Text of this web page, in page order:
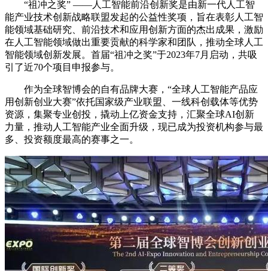
“祖冲之奖” ——人工智能前沿创新奖是由新一代人工智
能产业技术创新战略联盟发起的公益性奖项，旨在表彰人工智
能领域基础研究、前沿技术和应用创新方面的杰出成果，激励
在人工智能领域做出重要贡献的科学家和团队，推动全球人工
智能领域创新发展。首届“祖冲之奖”于2023年7月启动，共吸
引了近70个项目申报参与。
作为全球智博会的自有品牌大赛，“全球人工智能产品应
用创新创业大赛”依托国家级产业联盟、一线科创载体等优势
资源，集聚专业创投，撬动上亿资金支持，汇聚全球AI创新
力量，推动人工智能产业全面升级，现已成为投资机构参与最
多、投资额度最高的赛事之一。